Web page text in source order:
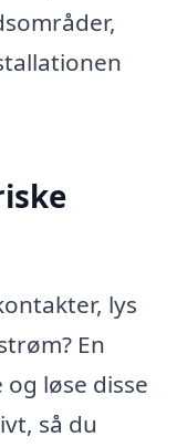
lys
En
løse disse
så du